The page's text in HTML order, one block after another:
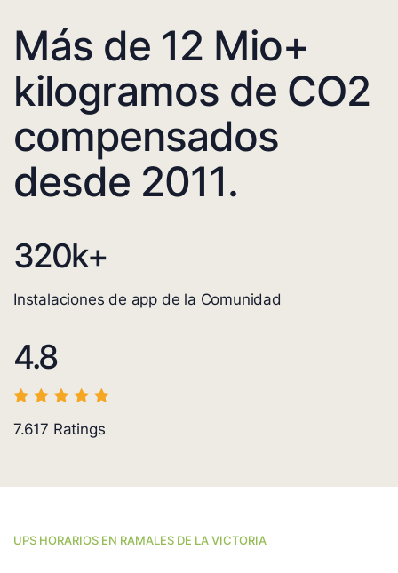
Más de 12 Mio+
kilogramos de CO2
compensados
desde 2011.
320k+
Instalaciones de app de la Comunidad
4.8
7.617 Ratings
UPS HORARIOS EN RAMALES DE LA VICTORIA